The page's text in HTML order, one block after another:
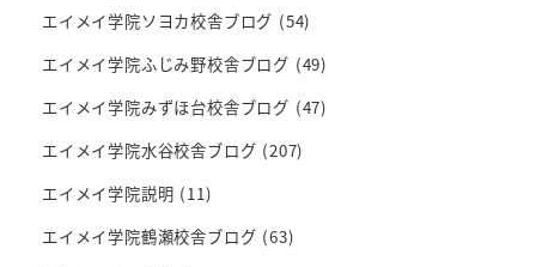
エイメイ学院ソヨカ校舎ブログ (54)
エイメイ学院ふじみ野校舎ブログ (49)
エイメイ学院みずほ台校舎ブログ (47)
エイメイ学院水谷校舎ブログ (207)
エイメイ学院説明 (11)
エイメイ学院鶴瀬校舎ブログ (63)